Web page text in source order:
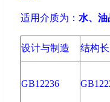
适用介质为： 水、
设计与制造 结构
GB12236